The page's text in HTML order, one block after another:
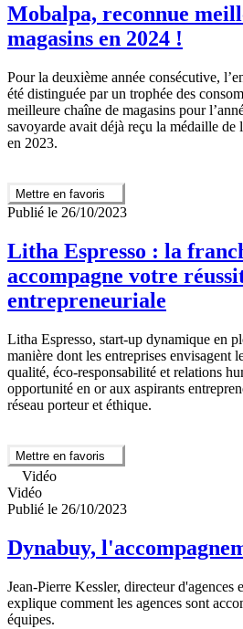
Mobalpa, reconnue
magasins en 2024 !
Pour la deuxième année consécutive,
été distinguée par un trophée des
meilleure chaîne de magasins pour
savoyarde avait déjà reçu la médaille
en 2023.
Mettre en favoris
Publié le 26/10/2023
Litha Espresso : la
accompagne votre
entrepreneuriale
Litha Espresso, start-up dynamique en
manière dont les entreprises envisagent
qualité, éco-responsabilité et relations
opportunité en or aux aspirants
réseau porteur et éthique.
Mettre en favoris
Vidéo
Vidéo
Publié le 26/10/2023
Dynabuy,
Jean-Pierre Kessler, directeur d'agences
explique comment les agences sont
équipes.